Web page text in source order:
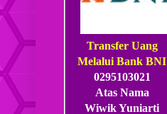
Transfer Uang
Melalui Bank BNI
0295103021
Atas Nama
Wiwik Yuniarti